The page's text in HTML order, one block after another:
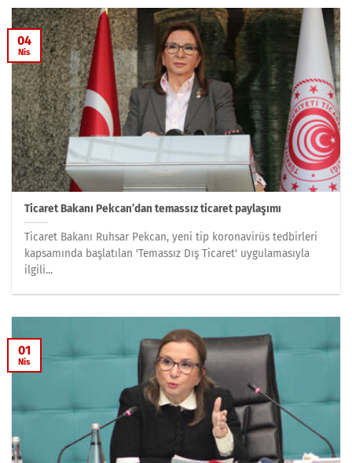
Ticaret Bakanı Pekcan’dan temassız ticaret paylaşımı
Ticaret Bakanı Ruhsar Pekcan, yeni tip koronavirüs tedbirleri
kapsamında başlatılan 'Temassız Dış Ticaret' uygulamasıyla
ilgili...
04
Nis
01
Nis